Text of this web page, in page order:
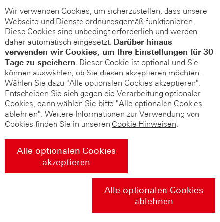
Wir verwenden Cookies, um sicherzustellen, dass unsere
Webseite und Dienste ordnungsgemäß funktionieren.
Diese Cookies sind unbedingt erforderlich und werden
daher automatisch eingesetzt. Darüber hinaus
verwenden wir Cookies, um Ihre Einstellungen für 30
Tage zu speichern. Dieser Cookie ist optional und Sie
können auswählen, ob Sie diesen akzeptieren möchten.
Wählen Sie dazu "Alle optionalen Cookies akzeptieren".
Entscheiden Sie sich gegen die Verarbeitung optionaler
Cookies, dann wählen Sie bitte "Alle optionalen Cookies
ablehnen". Weitere Informationen zur Verwendung von
Cookies finden Sie in unseren Cookie Hinweisen.
Alle optionalen Cookies
akzeptieren
Alle optionalen Cookies
ablehnen